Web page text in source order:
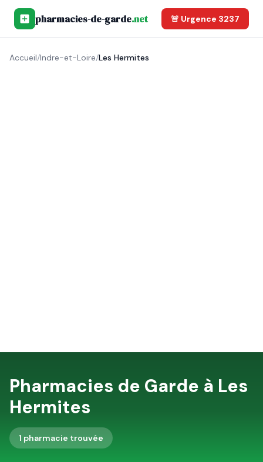
pharmacies-de-garde.net 🚨 Urgence 3237
Accueil/Indre-et-Loire/Les Hermites
Pharmacies de Garde à Les
Hermites
1 pharmacie trouvée